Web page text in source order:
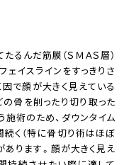
るんだ筋膜（ＳＭＡＳ層）
イスラインをすっきりさ
で顔が大きく見えている
骨を削ったり切り取った
術のため、ダウンタイム
く（特に骨切り術はほぼ
あります。顔が大きく見え